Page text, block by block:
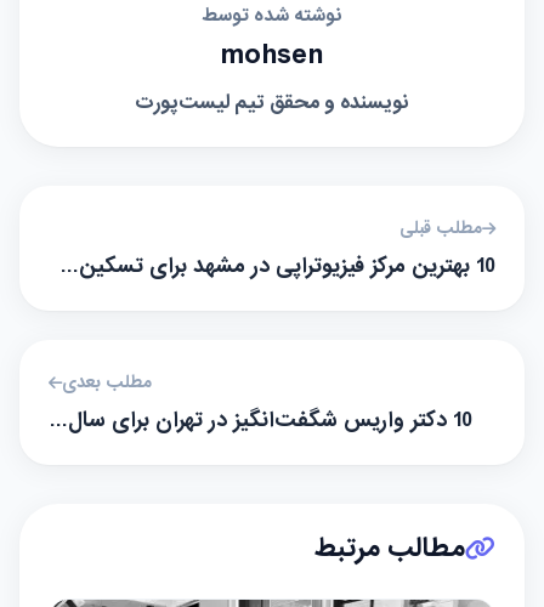
نوشته شده توسط
mohsen
نویسنده و محقق تیم لیست‌پورت
مطلب قبلی
10 بهترین مرکز فیزیوتراپی در مشهد برای تسکین…
مطلب بعدی
10 دکتر واریس شگفت‌انگیز در تهران برای سال…
مطالب مرتبط